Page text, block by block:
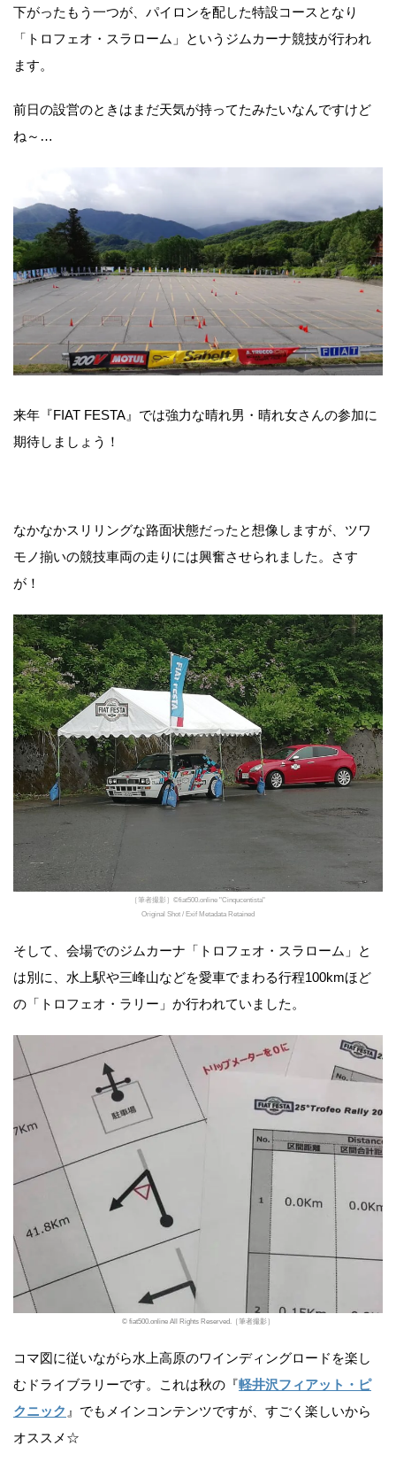
下がったもう一つが、パイロンを配した特設コースとなり
「トロフェオ・スラローム」というジムカーナ競技が行われ
ます。
前日の設営のときはまだ天気が持ってたみたいなんですけど
ね～…
来年『FIAT FESTA』では強力な晴れ男・晴れ女さんの参加に
期待しましょう！
なかなかスリリングな路面状態だったと想像しますが、ツワ
モノ揃いの競技車両の走りには興奮させられました。さす
が！
［筆者撮影］©fiat500.online "Cinqucentista"
Original Shot / Exif Metadata Retained
そして、会場でのジムカーナ「トロフェオ・スラローム」と
は別に、水上駅や三峰山などを愛車でまわる行程100kmほど
の「トロフェオ・ラリー」か行われていました。
© fiat500.online All Rights Reserved.［筆者撮影］
コマ図に従いながら水上高原のワインディングロードを楽し
むドライブラリーです。これは秋の『軽井沢フィアット・ピ
クニック 』でもメインコンテンツですが、すごく楽しいから
オススメ☆